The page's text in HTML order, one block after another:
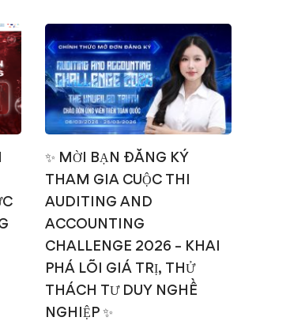
✨ MỜI BẠN ĐĂNG KÝ
THAM GIA CUỘC THI
AUDITING AND
ACCOUNTING
CHALLENGE 2026 – KHAI
PHÁ LÕI GIÁ TRỊ, THỬ
THÁCH TƯ DUY NGHỀ
NGHIỆP ✨